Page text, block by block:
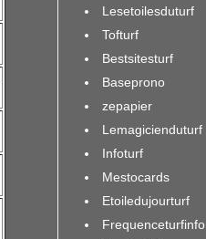
Lesetoilesduturf
Tofturf
Bestsitesturf
Baseprono
zepapier
Lemagicienduturf
Infoturf
Mestocards
Etoiledujourturf
Frequenceturfinfo